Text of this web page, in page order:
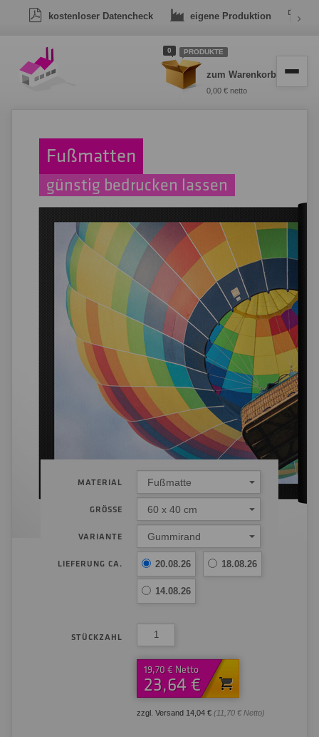
kostenloser Datencheck eigene Produktion ›
0 PRODUKTE
zum Warenkorb
0,00 € netto
Fußmatten
günstig bedrucken lassen
MATERIAL Fußmatte
GRÖSSE 60 x 40 cm
VARIANTE Gummirand
LIEFERUNG CA. 20.08.26 18.08.26
14.08.26
STÜCKZAHL
19,70 € Netto
23,64 €
zzgl. Versand 14,04 € (11,70 € Netto)